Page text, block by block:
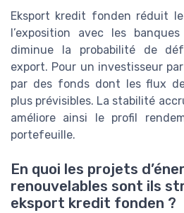
Eksport kredit fonden réduit
l’exposition avec les
diminue la probabilité de
export. Pour un investisseur
par des fonds dont les flux
plus prévisibles. La stabilité
améliore ainsi le profil
portefeuille.
En quoi les projets
renouvelables sont ils
eksport kredit fonden ?